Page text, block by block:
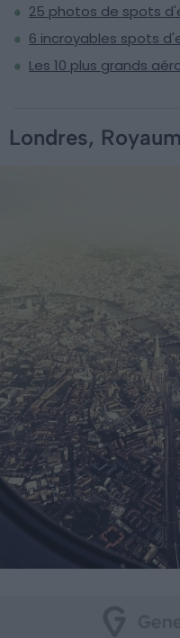
25 photos de spots
6 incroyables spots
Les 10 plus grands
Londres,